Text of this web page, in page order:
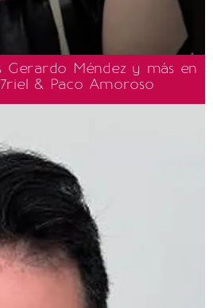
Gerardo Méndez y más en
& Paco Amoroso